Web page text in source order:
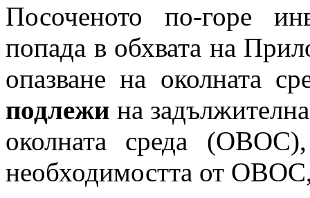
Посоченото по-горе
попада в обхвата на
опазване на околната
подлежи на
околната среда
необходимостта от